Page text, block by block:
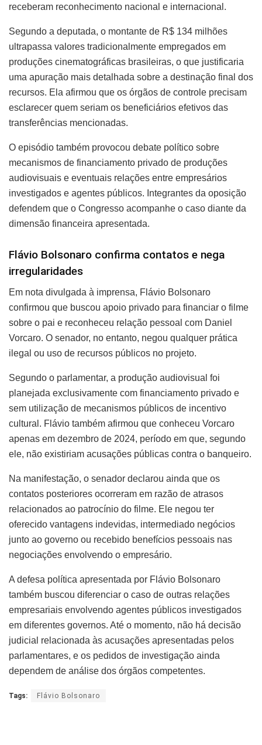
receberam reconhecimento nacional e internacional.
Segundo a deputada, o montante de R$ 134 milhões
ultrapassa valores tradicionalmente empregados em
produções cinematográficas brasileiras, o que justificaria
uma apuração mais detalhada sobre a destinação final dos
recursos. Ela afirmou que os órgãos de controle precisam
esclarecer quem seriam os beneficiários efetivos das
transferências mencionadas.
O episódio também provocou debate político sobre
mecanismos de financiamento privado de produções
audiovisuais e eventuais relações entre empresários
investigados e agentes públicos. Integrantes da oposição
defendem que o Congresso acompanhe o caso diante da
dimensão financeira apresentada.
Flávio Bolsonaro confirma contatos e nega
irregularidades
Em nota divulgada à imprensa, Flávio Bolsonaro
confirmou que buscou apoio privado para financiar o filme
sobre o pai e reconheceu relação pessoal com Daniel
Vorcaro. O senador, no entanto, negou qualquer prática
ilegal ou uso de recursos públicos no projeto.
Segundo o parlamentar, a produção audiovisual foi
planejada exclusivamente com financiamento privado e
sem utilização de mecanismos públicos de incentivo
cultural. Flávio também afirmou que conheceu Vorcaro
apenas em dezembro de 2024, período em que, segundo
ele, não existiriam acusações públicas contra o banqueiro.
Na manifestação, o senador declarou ainda que os
contatos posteriores ocorreram em razão de atrasos
relacionados ao patrocínio do filme. Ele negou ter
oferecido vantagens indevidas, intermediado negócios
junto ao governo ou recebido benefícios pessoais nas
negociações envolvendo o empresário.
A defesa política apresentada por Flávio Bolsonaro
também buscou diferenciar o caso de outras relações
empresariais envolvendo agentes públicos investigados
em diferentes governos. Até o momento, não há decisão
judicial relacionada às acusações apresentadas pelos
parlamentares, e os pedidos de investigação ainda
dependem de análise dos órgãos competentes.
Tags: Flávio Bolsonaro